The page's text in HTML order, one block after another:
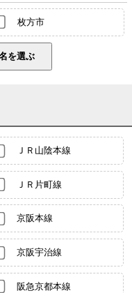
枚方市
ＪＲ山陰本線
ＪＲ片町線
京阪本線
京阪宇治線
阪急京都本線